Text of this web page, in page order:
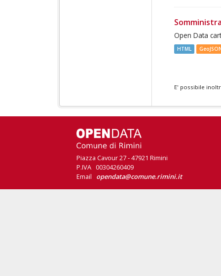
Open Data
HTML
E' possibile
Piazza Cavour 27 - 47921 Rimini
P.IVA 00304260409
Email opendata@comune.rimini.it